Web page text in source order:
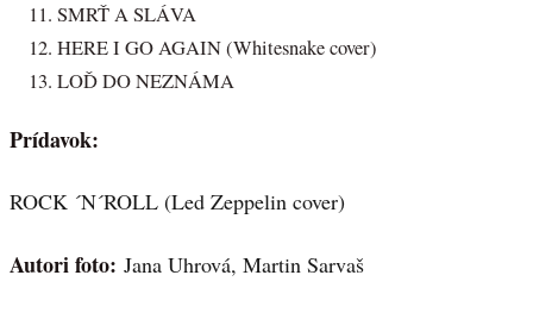
SMRŤ A SLÁVA
HERE I GO AGAIN (Whitesnake cover)
LOĎ DO NEZNÁMA
Prídavok:
ROCK ´N´ROLL (Led Zeppelin cover)
Autori foto: Jana Uhrová, Martin Sarvaš